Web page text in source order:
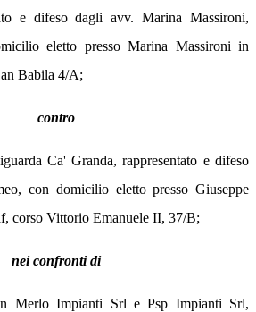
e difeso dagli avv. Marina Massironi,
eletto presso Marina Massironi in
Babila 4/A;
contro
Ca' Granda, rappresentato e difeso
con domicilio eletto presso Giuseppe
corso Vittorio Emanuele II, 37/B;
nei confronti di
Merlo Impianti Srl e Psp Impianti Srl,